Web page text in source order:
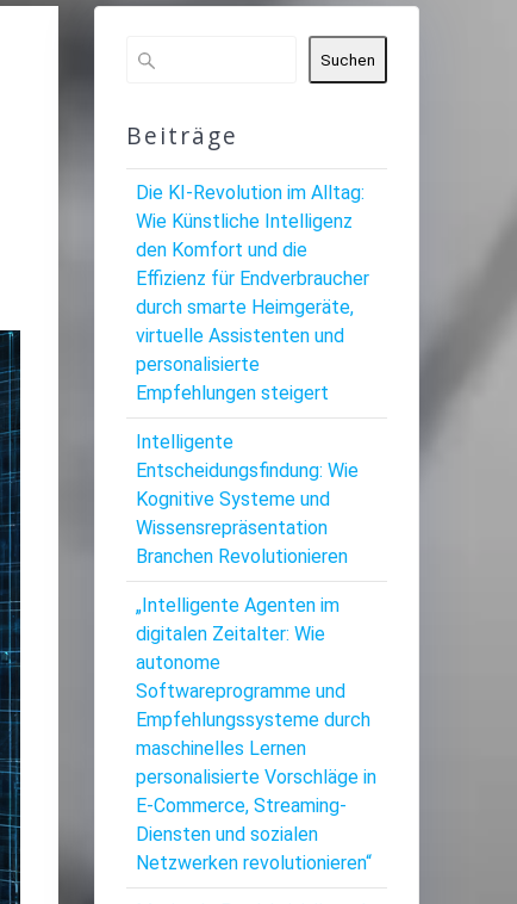
Suchen
Beiträge
Die KI-Revolution im Alltag:
Wie Künstliche Intelligenz
den Komfort und die
Effizienz für Endverbraucher
durch smarte Heimgeräte,
virtuelle Assistenten und
personalisierte
Empfehlungen steigert
Intelligente
Entscheidungsfindung: Wie
Kognitive Systeme und
Wissensrepräsentation
Branchen Revolutionieren
„Intelligente Agenten im
digitalen Zeitalter: Wie
autonome
Softwareprogramme und
Empfehlungssysteme durch
maschinelles Lernen
personalisierte Vorschläge in
E-Commerce, Streaming-
Diensten und sozialen
Netzwerken revolutionieren“